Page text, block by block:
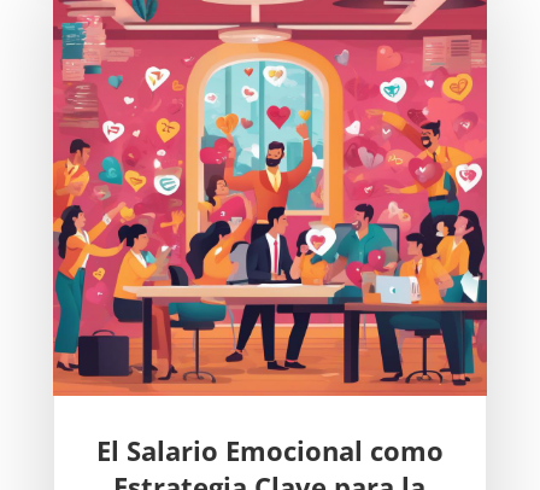
El Salario Emocional como